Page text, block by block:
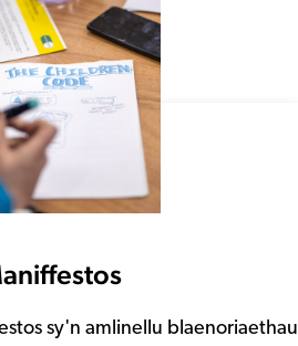
sy'n amlinellu blaenoriaethau